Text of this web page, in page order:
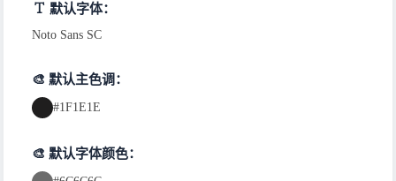
默认字体：
Noto Sans SC
🎨 默认主色调：
#1F1E1E
🎨 默认字体颜色：